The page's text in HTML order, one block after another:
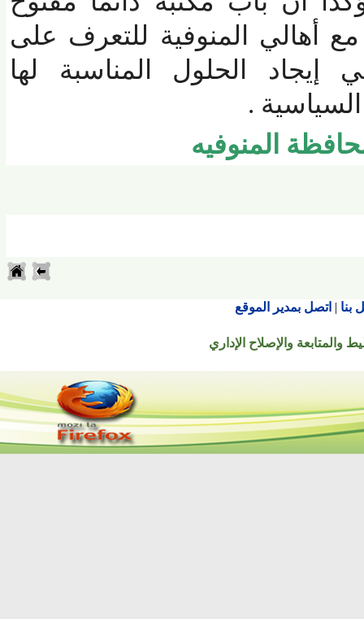
المنوفية للتعرف على
الحلول المناسبة لها
.
المنوفيه
| اتصل بمدير الموقع
والإصلاح الإداري